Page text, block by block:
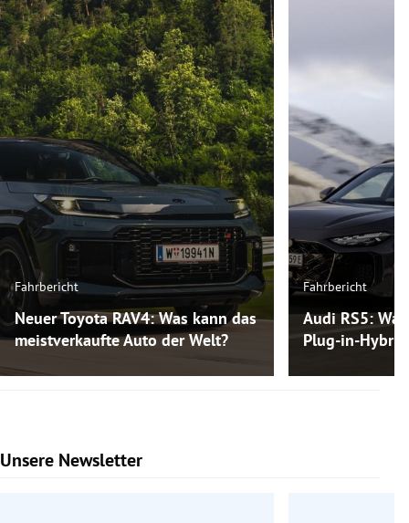
Fahrbericht
Neuer Toyota RAV4: Was kann das
meistverkaufte Auto der Welt?
Fahrbericht
Audi RS5:
Plug-in-
Unsere Newsletter
Slide 1 von 9